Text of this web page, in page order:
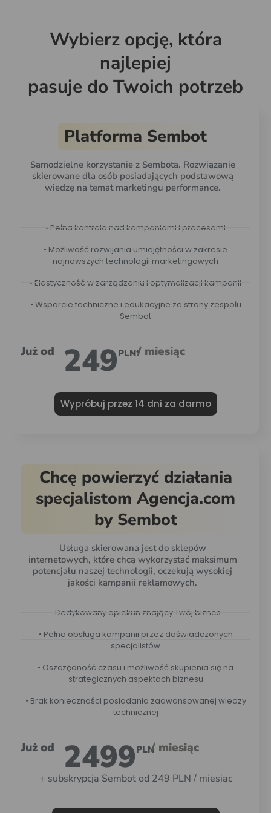
Wybierz opcję, która
najlepiej
pasuje do Twoich potrzeb
Platforma Sembot
Samodzielne korzystanie z Sembota. Rozwiązanie
skierowane dla osób posiadających podstawową
wiedzę na temat marketingu performance.
• Pełna kontrola nad kampaniami i procesami
• Możliwość rozwijania umiejętności w zakresie
najnowszych technologii marketingowych
• Elastyczność w zarządzaniu i optymalizacji kampanii
• Wsparcie techniczne i edukacyjne ze strony zespołu
Sembot
Już od 249PLN*/ miesiąc
Wypróbuj przez 14 dni za darmo
Chcę powierzyć działania
specjalistom Agencja.com
by Sembot
Usługa skierowana jest do sklepów
internetowych, które chcą wykorzystać maksimum
potencjału naszej technologii, oczekują wysokiej
jakości kampanii reklamowych.
• Dedykowany opiekun znający Twój biznes
• Pełna obsługa kampanii przez doświadczonych
specjalistów
• Oszczędność czasu i możliwość skupienia się na
strategicznych aspektach biznesu
• Brak konieczności posiadania zaawansowanej wiedzy
technicznej
Już od 2499PLN/ miesiąc
+ subskrypcja Sembot od 249 PLN / miesiąc